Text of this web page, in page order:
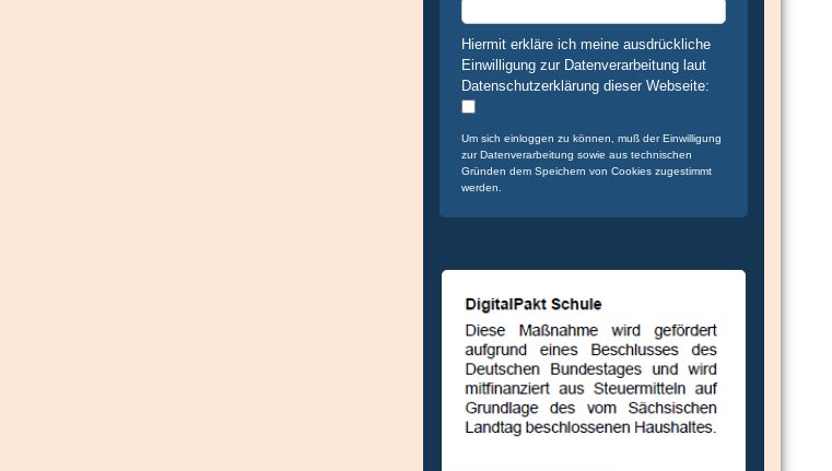
Hiermit erkläre ich meine ausdrückliche
Einwilligung zur Datenverarbeitung laut
Datenschutzerklärung dieser Webseite:
Um sich einloggen zu können, muß der Einwilligung
zur Datenverarbeitung sowie aus technischen
Gründen dem Speichern von Cookies zugestimmt
werden.